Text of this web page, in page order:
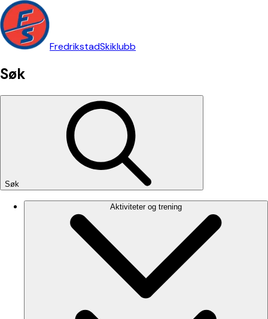
FredrikstadSkiklubb
Søk
Søk
Aktiviteter og trening